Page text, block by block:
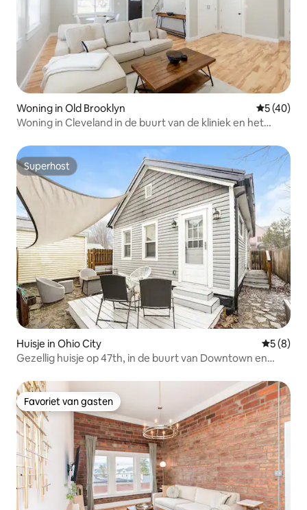
Woning in Old Brooklyn
5 (40)
Woning in Cleveland in de buurt van de kliniek en het
Superhost
Superhost
Huisje in Ohio City
5 (8)
Gezellig huisje op 47th, in de buurt van Downtown en
Favoriet van gasten
Favoriet van gasten